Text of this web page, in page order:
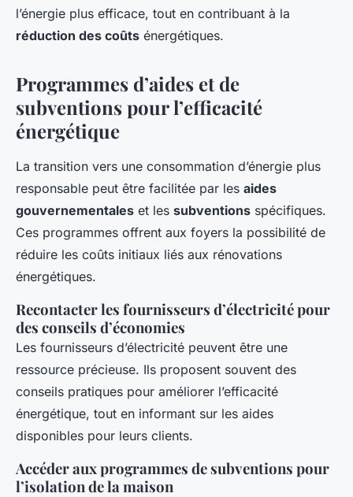
l’énergie plus efficace, tout en contribuant à la
réduction des coûts énergétiques.
Programmes d’aides et de
subventions pour l’efficacité
énergétique
La transition vers une consommation d’énergie plus
responsable peut être facilitée par les aides
gouvernementales et les subventions spécifiques.
Ces programmes offrent aux foyers la possibilité de
réduire les coûts initiaux liés aux rénovations
énergétiques.
Recontacter les fournisseurs d’électricité pour
des conseils d’économies
Les fournisseurs d’électricité peuvent être une
ressource précieuse. Ils proposent souvent des
conseils pratiques pour améliorer l’efficacité
énergétique, tout en informant sur les aides
disponibles pour leurs clients.
Accéder aux programmes de subventions pour
l’isolation de la maison